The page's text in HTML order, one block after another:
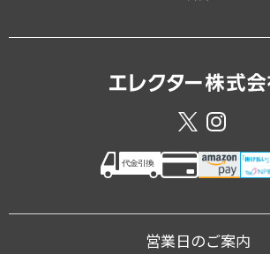
営業日のご案内